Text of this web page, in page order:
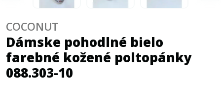
Dámske pohodlné bielo
farebné kožené poltopánky
088.303-10
COCONUT